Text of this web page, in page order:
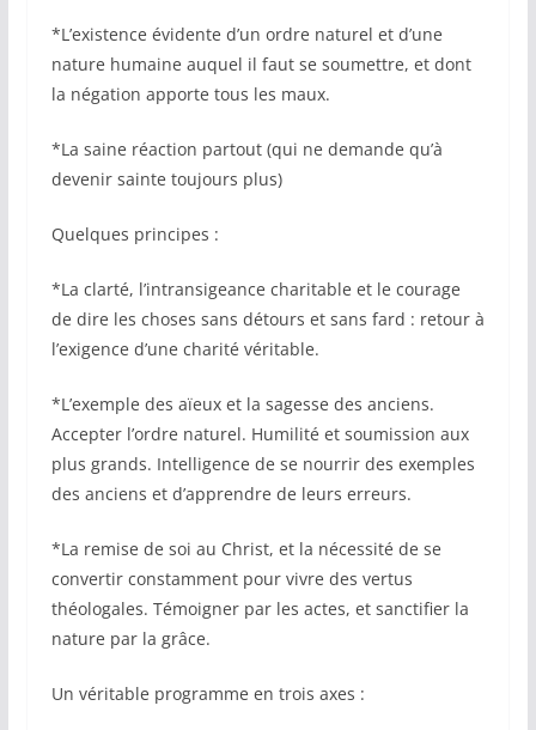
*L’existence évidente d’un ordre naturel et d’une
nature humaine auquel il faut se soumettre, et dont
la négation apporte tous les maux.
*La saine réaction partout (qui ne demande qu’à
devenir sainte toujours plus)
Quelques principes :
*La clarté, l’intransigeance charitable et le courage
de dire les choses sans détours et sans fard : retour à
l’exigence d’une charité véritable.
*L’exemple des aïeux et la sagesse des anciens.
Accepter l’ordre naturel. Humilité et soumission aux
plus grands. Intelligence de se nourrir des exemples
des anciens et d’apprendre de leurs erreurs.
*La remise de soi au Christ, et la nécessité de se
convertir constamment pour vivre des vertus
théologales. Témoigner par les actes, et sanctifier la
nature par la grâce.
Un véritable programme en trois axes :